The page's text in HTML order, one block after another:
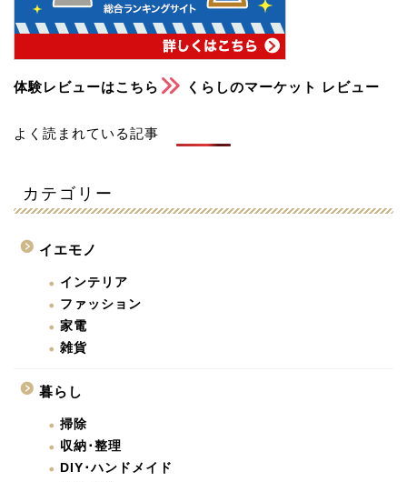
体験レビューはこちら くらしのマーケット レビュー
よく読まれている記事
カテゴリー
イエモノ
インテリア
ファッション
家電
雑貨
暮らし
掃除
収納･整理
DIY･ハンドメイド